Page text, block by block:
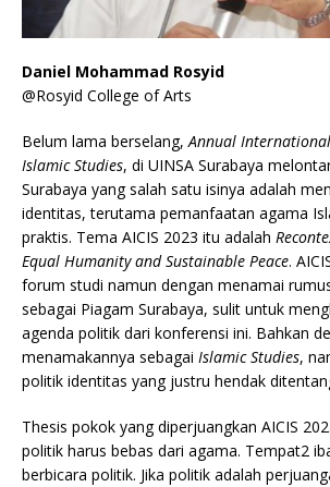
Daniel Mohammad Rosyid
@Rosyid College of Arts
Belum lama berselang,Annual
Islamic Studies, di UINSA Surabaya
Surabaya yang salah satu isinya adalah
identitas, terutama pemanfaatan agama
praktis. Tema AICIS 2023 itu adalah
Equal Humanity and Sustainable Peace.
forum studi namun dengan menamai
sebagai Piagam Surabaya, sulit untuk
agenda politik dari konferensi ini. Bahkan
menamakannya sebagai Islamic Studies,
politik identitas yang justru hendak
Thesis pokok yang diperjuangkan AICIS
politik harus bebas dari agama. Tempat2
berbicara politik. Jika politik adalah